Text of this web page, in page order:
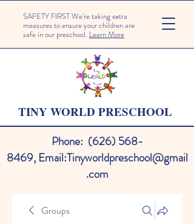
SAFETY FIRST We're taking extra
measures to ensure your children are
safe in our preschool. Learn More
TINY WORLD PRESCHOOL
Phone: (626) 568-
8469, Email:Tinyworldpreschool@gmail
.com
Groups